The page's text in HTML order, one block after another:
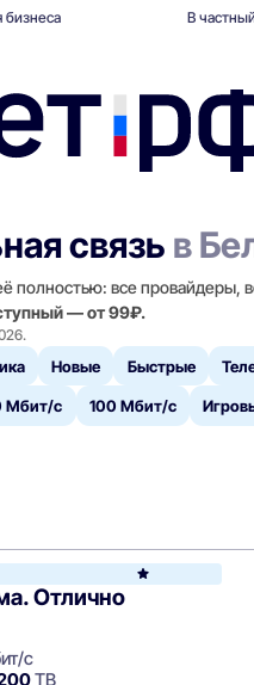
бизнеса В
связь в
полностью: все провайдеры,
— от 99₽.
Новые Быстрые
Мбит/с 100 Мбит/с
Отлично
с